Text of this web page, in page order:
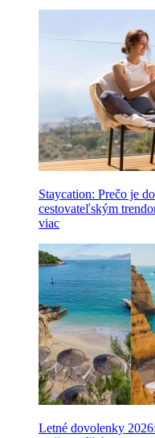
Staycation: Prečo je
cestovateľským
viac
Letné dovolenky